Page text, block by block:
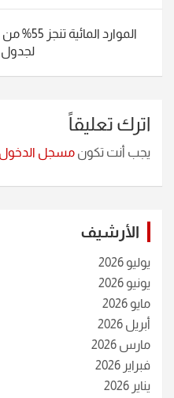
الموارد
لجدول
اترك تعليقاً
يجب أنت تكون مسجل الدخول
الأرشيف
يوليو 2026
يونيو 2026
مايو 2026
أبريل 2026
مارس 2026
فبراير 2026
يناير 2026